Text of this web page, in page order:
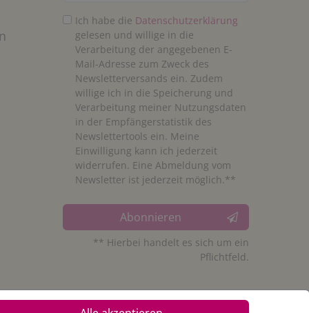
Ich habe die Daten­schutz­erklärung
gelesen und willige in die
Verarbeitung der angegebenen E-
Mail-Adresse zum Zweck des
Newsletterversands ein. Zudem
willige ich in die Speicherung und
Verarbeitung meiner Nutzungsdaten
in der Empfängerstatistik des
Newslettertools ein. Meine
Einwilligung kann ich jederzeit
widerrufen. Eine Abmeldung vom
Newsletter ist jederzeit möglich.**
Abonnieren
** Hierbei handelt es sich um ein
Pflichtfeld.